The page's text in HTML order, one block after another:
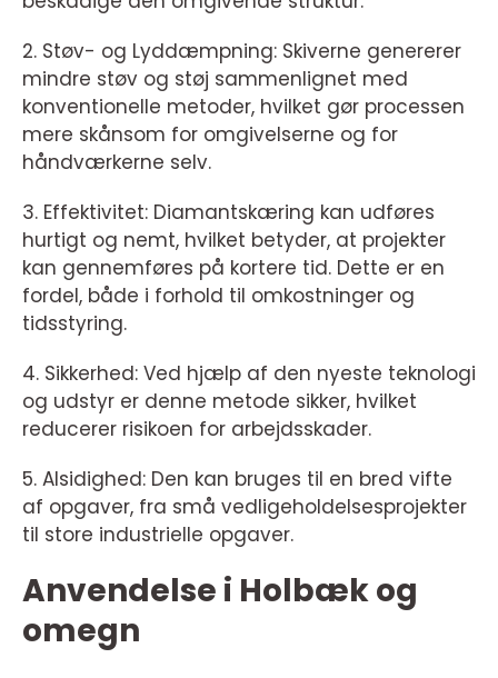
2. Støv- og Lyddæmpning: Skiverne genererer
mindre støv og støj sammenlignet med
konventionelle metoder, hvilket gør processen
mere skånsom for omgivelserne og for
håndværkerne selv.
3. Effektivitet: Diamantskæring kan udføres
hurtigt og nemt, hvilket betyder, at projekter
kan gennemføres på kortere tid. Dette er en
fordel, både i forhold til omkostninger og
tidsstyring.
4. Sikkerhed: Ved hjælp af den nyeste teknologi
og udstyr er denne metode sikker, hvilket
reducerer risikoen for arbejdsskader.
5. Alsidighed: Den kan bruges til en bred vifte
af opgaver, fra små vedligeholdelsesprojekter
til store industrielle opgaver.
Anvendelse i Holbæk og
omegn